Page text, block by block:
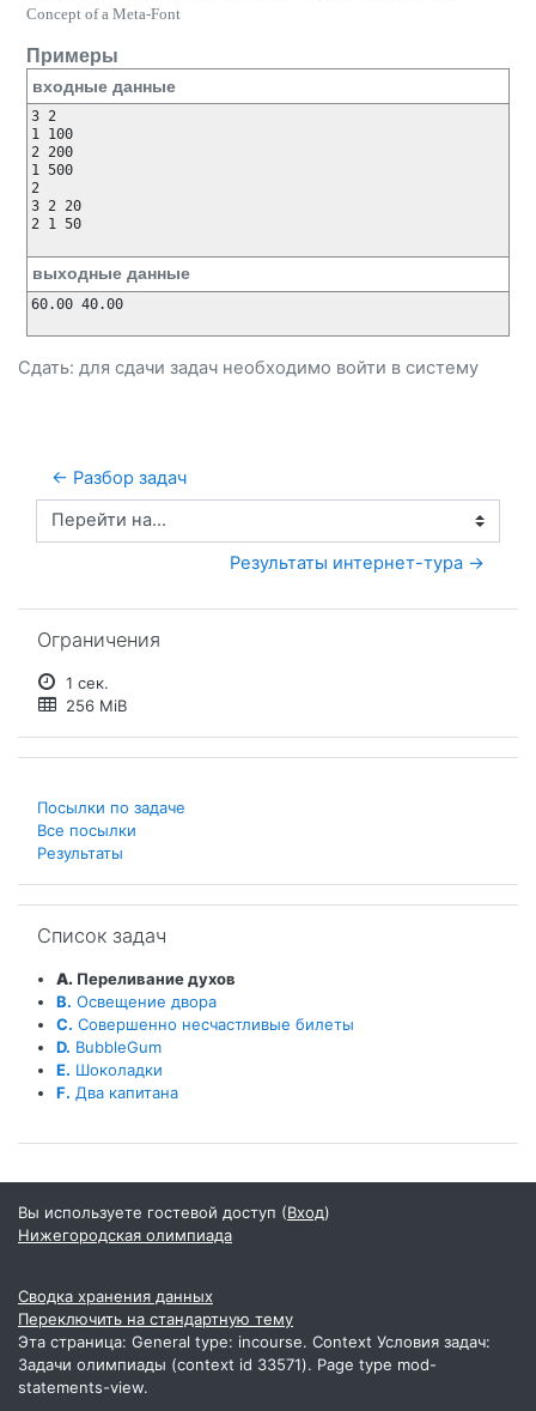
Concept of a Meta-Font
Примеры
входные данные
3 2
1 100
2 200
1 500
2
3 2 20
2 1 50
выходные данные
60.00 40.00
Сдать: для сдачи задач необходимо войти в систему
← Разбор задач
Перейти на...
Результаты интернет-тура →
Ограничения
1 сек.
256 MiB
Посылки по задаче
Все посылки
Результаты
Список задач
A. Переливание духов
B. Освещение двора
C. Совершенно несчастливые билеты
D. BubbleGum
E. Шоколадки
F. Два капитана
Вы используете гостевой доступ (Вход)
Нижегородская олимпиада
Сводка хранения данных
Переключить на стандартную тему
Эта страница: General type: incourse. Context Условия задач:
Задачи олимпиады (context id 33571). Page type mod-
statements-view.